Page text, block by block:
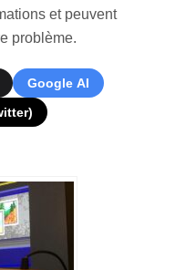
et peuvent
problème.
Google AI